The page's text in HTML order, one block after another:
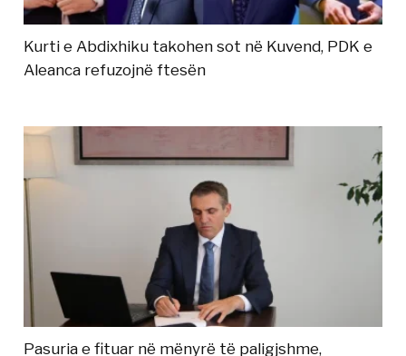
Kurti e Abdixhiku takohen sot në Kuvend, PDK e
Aleanca refuzojnë ftesën
Pasuria e fituar në mënyrë të paligjshme,